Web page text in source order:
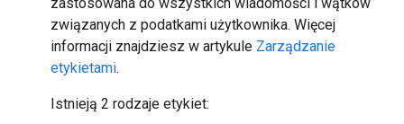
związanych z podatkami użytkownika. Więcej
informacji znajdziesz w artykule Zarządzanie
etykietami.
Istnieją 2 rodzaje etykiet: